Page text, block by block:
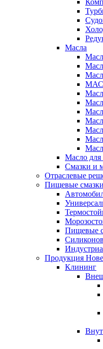
Масла
Масло для
Смазки и
Отраслевые
Пищевые
Пищевые
Продукция
Клининг